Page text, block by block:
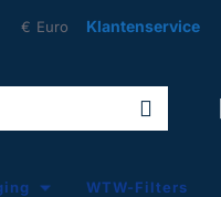
€ Euro Klantenservice
WTW-Filters